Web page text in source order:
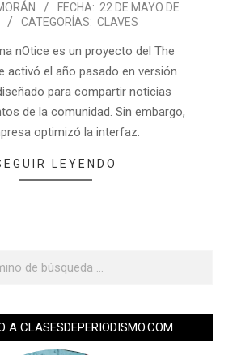
FECHA: 22 DE MAYO DE
CATEGORÍAS: CLAVES
nOtice es un proyecto del The
activó el año pasado en versión
para compartir noticias
de la comunidad. Sin embargo,
optimizó la interfaz.
LEYENDO
A CLASESDEPERIODISMO.COM